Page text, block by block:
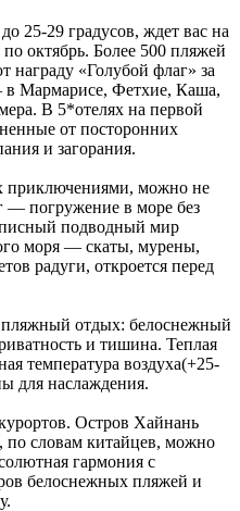
25-29 градусов, ждет вас на
октябрь. Более 500 пляжей
награду «Голубой флаг» за
в Мармарисе, Фетхие, Каша,
В 5*отелях на первой
от посторонних
и загорания.
приключениями, можно не
— погружение в море без
подводный мир
моря — скаты, мурены,
радуги, откроется перед
отдых: белоснежный
и тишина. Теплая
температура воздуха(+25-
для наслаждения.
Остров Хайнань
по словам китайцев, можно
гармония с
белоснежных пляжей и